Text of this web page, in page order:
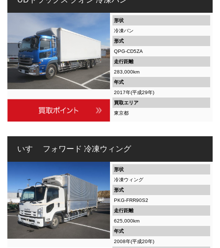
形状
冷凍バン
形式
QPG-CD5ZA
走行距離
283,000km
年式
2017年(平成29年)
買取エリア
東京都
いすゞ フォワード 冷凍ウィング
形状
冷凍ウィング
形式
PKG-FRR90S2
走行距離
625,000km
年式
2008年(平成20年)